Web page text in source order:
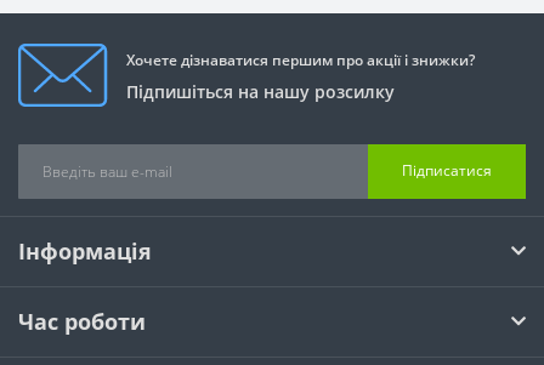
Хочете дізнаватися першим про акції і знижки?
Підпишіться на нашу розсилку
Підписатися
Інформація
Час роботи